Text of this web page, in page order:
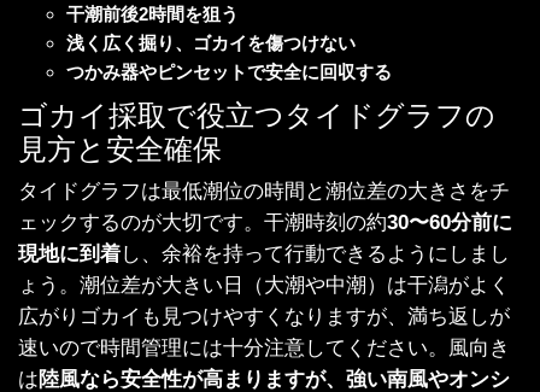
干潮前後2時間を狙う
浅く広く掘り、ゴカイを傷つけない
つかみ器やピンセットで安全に回収する
ゴカイ採取で役立つタイドグラフの
見方と安全確保
タイドグラフは最低潮位の時間と潮位差の大きさをチ
ェックするのが大切です。干潮時刻の約30〜60分前に
現地に到着し、余裕を持って行動できるようにしまし
ょう。潮位差が大きい日（大潮や中潮）は干潟がよく
広がりゴカイも見つけやすくなりますが、満ち返しが
速いので時間管理には十分注意してください。風向き
は陸風なら安全性が高まりますが、強い南風やオンシ